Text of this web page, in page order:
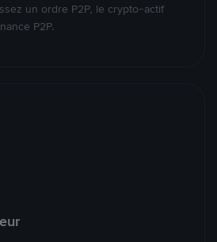
un ordre P2P, le crypto-actif
P2P.